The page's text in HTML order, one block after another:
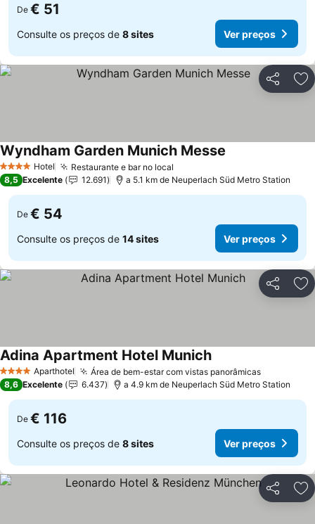
De € 51
Consulte os preços de 8 sites Ver preços
Partilhar
4 EstrelasHotel Restaurante e bar no local
Wyndham Garden Munich Messe
8,5 Excelente 12.691 a 5.1 km de Neuperlach Süd Metro Station
De € 54
Consulte os preços de 14 sites Ver preços
Partilhar
4 EstrelasAparthotel Área de bem-estar com vistas panorâmicasVer
Adina Apartment Hotel MunichVer preços
8,6 Excelente 6.437 a 4.9 km de Neuperlach Süd Metro Station
De € 116
Consulte os preços de 8 sites Ver preços
Partilhar